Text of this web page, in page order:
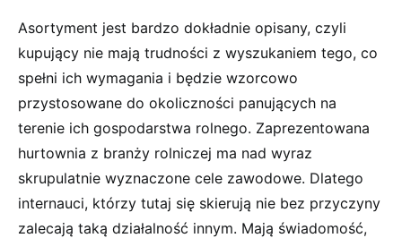
Asortyment jest bardzo dokładnie opisany, czyli
kupujący nie mają trudności z wyszukaniem tego, co
spełni ich wymagania i będzie wzorcowo
przystosowane do okoliczności panujących na
terenie ich gospodarstwa rolnego. Zaprezentowana
hurtownia z branży rolniczej ma nad wyraz
skrupulatnie wyznaczone cele zawodowe. Dlatego
internauci, którzy tutaj się skierują nie bez przyczyny
zalecają taką działalność innym. Mają świadomość,